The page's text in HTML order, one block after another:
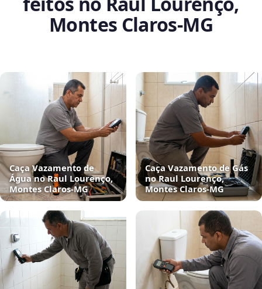
Montes Claros‑MG
Caça Vazamento de
Água no Raul Lourenço,
Montes Claros‑MG
Caça Vazamento de Gás
no Raul Lourenço,
Montes Claros‑MG